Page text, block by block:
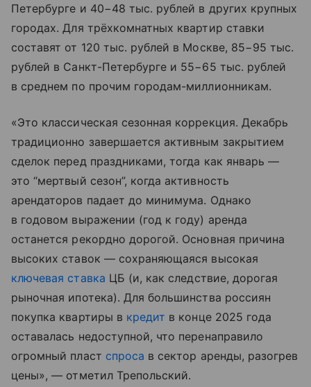
Петербурге и 40−48 тыс. рублей в других крупных
городах. Для трёхкомнатных квартир ставки
составят от 120 тыс. рублей в Москве, 85−95 тыс.
рублей в Санкт-Петербурге и 55−65 тыс. рублей
в среднем по прочим городам-миллионникам.
«Это классическая сезонная коррекция. Декабрь
традиционно завершается активным закрытием
сделок перед праздниками, тогда как январь —
это “мертвый сезон”, когда активность
арендаторов падает до минимума. Однако
в годовом выражении (год к году) аренда
останется рекордно дорогой. Основная причина
высоких ставок — сохраняющаяся высокая
ключевая ставка ЦБ (и, как следствие, дорогая
рыночная ипотека). Для большинства россиян
покупка квартиры в кредит в конце 2025 года
оставалась недоступной, что перенаправило
огромный пласт спроса в сектор аренды, разогрев
цены», — отметил Трепольский.